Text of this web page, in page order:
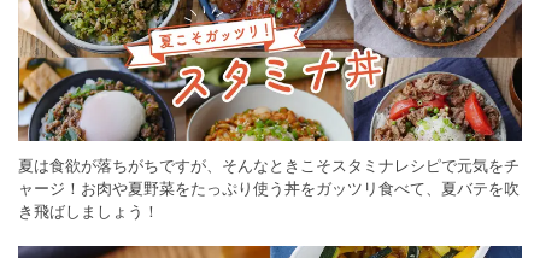
夏は食欲が落ちがちですが、そんなときこそスタミナレシピで元気をチ
ャージ！お肉や夏野菜をたっぷり使う丼をガッツリ食べて、夏バテを吹
き飛ばしましょう！